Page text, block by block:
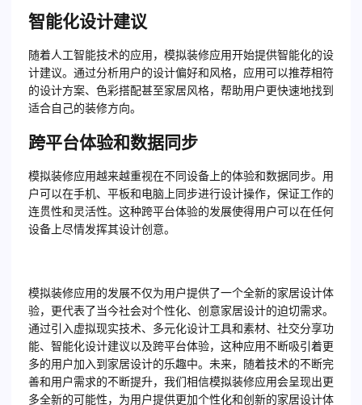
智能化设计建议
随着人工智能技术的应用，模拟装修应用开始提供智能化的设
计建议。通过分析用户的设计偏好和风格，应用可以推荐相符
的设计方案、色彩搭配甚至家居风格，帮助用户更快速地找到
适合自己的装修方向。
跨平台体验和数据同步
模拟装修应用越来越重视在不同设备上的体验和数据同步。用
户可以在手机、平板和电脑上同步进行设计操作，保证工作的
连贯性和灵活性。这种跨平台体验的发展使得用户可以在任何
设备上尽情发挥其设计创意。
模拟装修应用的发展不仅为用户提供了一个全新的家居设计体
验，更代表了当今社会对个性化、创意家居设计的迫切需求。
通过引入虚拟现实技术、多元化设计工具和素材、社交分享功
能、智能化设计建议以及跨平台体验，这种应用不断吸引着更
多的用户加入到家居设计的乐趣中。未来，随着技术的不断完
善和用户需求的不断提升，我们相信模拟装修应用会呈现出更
多全新的可能性，为用户提供更加个性化和创新的家居设计体